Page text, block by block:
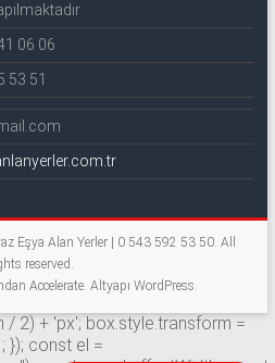
06 06
53 51
Eşya Alan Yerler | 0 543 592 53 50. All
reserved.
Accelerate. Altyapı WordPress.
/ 2) + 'px'; box.style.transform =
}); const el =